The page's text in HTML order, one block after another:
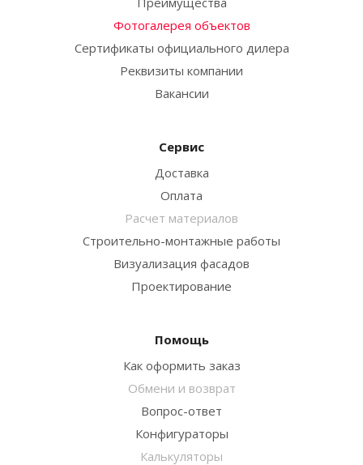
Фотогалерея объектов
Сертификаты официального дилера
Реквизиты компании
Вакансии
Сервис
Доставка
Оплата
Расчет материалов
Строительно-монтажные работы
Визуализация фасадов
Проектирование
Помощь
Как оформить заказ
Обмени и возврат
Вопрос-ответ
Конфигураторы
Калькуляторы